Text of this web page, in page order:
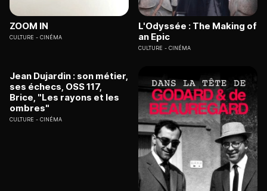
ZOOM IN
CULTURE CINÉMA
L'Odyssée : The Making of
an Epic
CULTURE CINÉMA
Jean Dujardin : son métier,
ses échecs, OSS 117,
Brice, "Les rayons et les
ombres"
CULTURE CINÉMA